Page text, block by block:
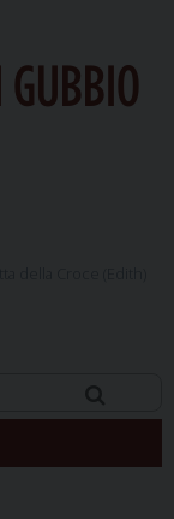
GUBBIO